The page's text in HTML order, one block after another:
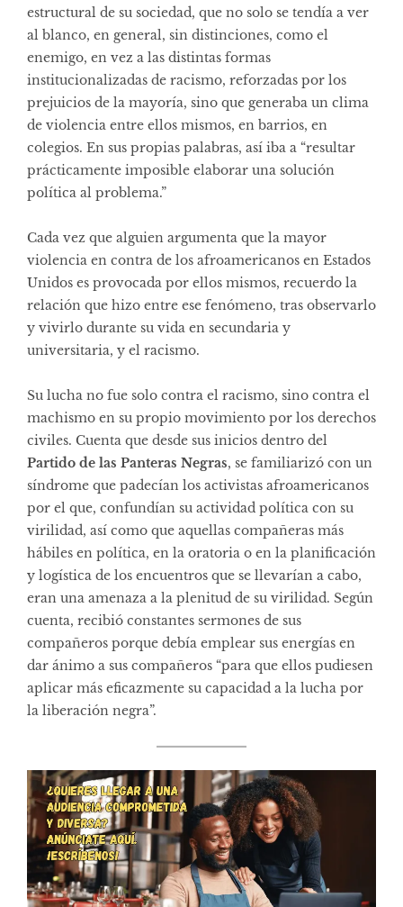
estructural de su sociedad, que no solo se tendía a ver
al blanco, en general, sin distinciones, como el
enemigo, en vez a las distintas formas
institucionalizadas de racismo, reforzadas por los
prejuicios de la mayoría, sino que generaba un clima
de violencia entre ellos mismos, en barrios, en
colegios. En sus propias palabras, así iba a “resultar
prácticamente imposible elaborar una solución
política al problema.”
Cada vez que alguien argumenta que la mayor
violencia en contra de los afroamericanos en Estados
Unidos es provocada por ellos mismos, recuerdo la
relación que hizo entre ese fenómeno, tras observarlo
y vivirlo durante su vida en secundaria y
universitaria, y el racismo.
Su lucha no fue solo contra el racismo, sino contra el
machismo en su propio movimiento por los derechos
civiles. Cuenta que desde sus inicios dentro del
Partido de las Panteras Negras, se familiarizó con un
síndrome que padecían los activistas afroamericanos
por el que, confundían su actividad política con su
virilidad, así como que aquellas compañeras más
hábiles en política, en la oratoria o en la planificación
y logística de los encuentros que se llevarían a cabo,
eran una amenaza a la plenitud de su virilidad. Según
cuenta, recibió constantes sermones de sus
compañeros porque debía emplear sus energías en
dar ánimo a sus compañeros “para que ellos pudiesen
aplicar más eficazmente su capacidad a la lucha por
la liberación negra”.